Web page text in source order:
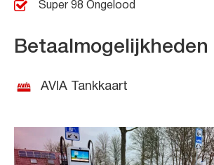
Super 98 Ongelood
Betaalmogelijkheden
AVIA Tankkaart